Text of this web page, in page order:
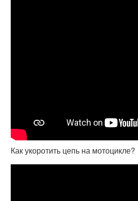
Как укоротить цепь на мотоцикле?